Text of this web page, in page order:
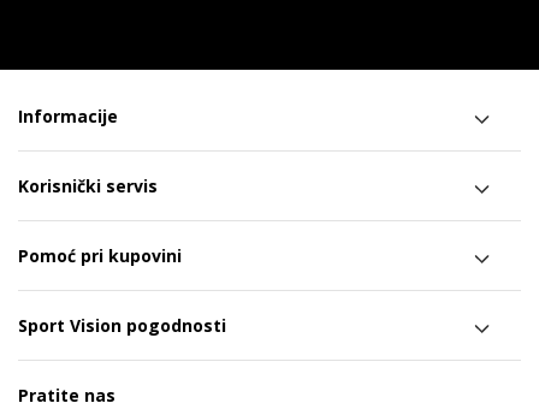
Informacije
Korisnički servis
Pomoć pri kupovini
Sport Vision pogodnosti
Pratite nas